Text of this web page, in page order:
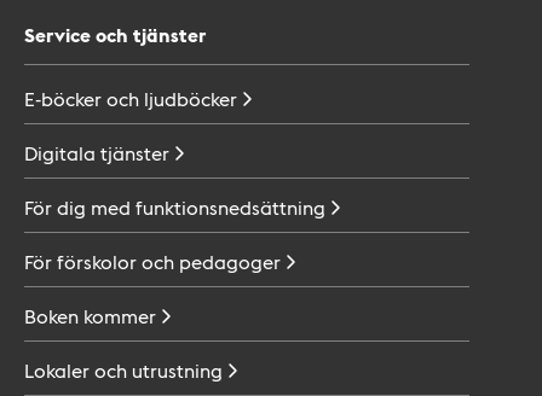
Service och tjänster
E-böcker och ljudböcker
Digitala tjänster
För dig med funktionsnedsättning
För förskolor och pedagoger
Boken kommer
Lokaler och utrustning